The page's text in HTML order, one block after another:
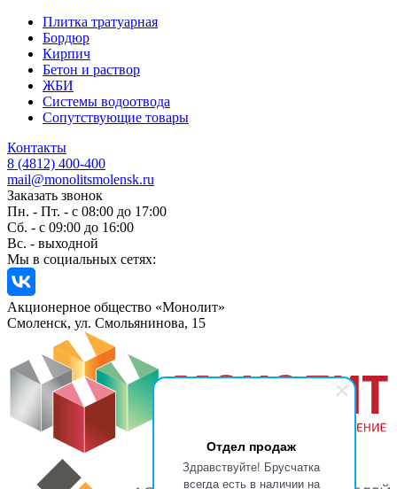
Отдел продаж
Здравствуйте! Брусчатка
всегда есть в наличии на
Плитка тратуарная
Бордюр
Кирпич
Бетон и раствор
ЖБИ
Системы водоотвода
Сопутствующие товары
Контакты
8 (4812) 400-400
mail@monolitsmolensk.ru
Заказать звонок
Пн. - Пт. - с 08:00 до 17:00
Сб. - с 09:00 до 16:00
Вс. - выходной
Мы в социальных сетях:
Акционерное общество «Монолит»
Смоленск, ул. Смольянинова, 15